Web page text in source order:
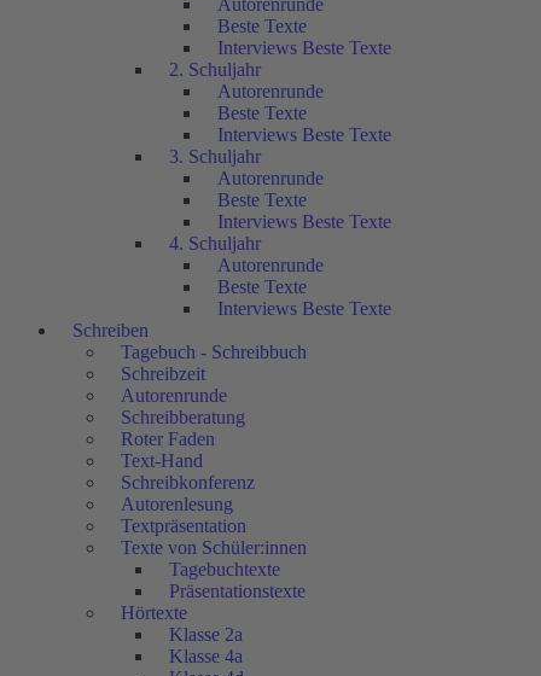
Autorenrunde
Beste Texte
Interviews Beste Texte
2. Schuljahr
Autorenrunde
Beste Texte
Interviews Beste Texte
3. Schuljahr
Autorenrunde
Beste Texte
Interviews Beste Texte
4. Schuljahr
Autorenrunde
Beste Texte
Interviews Beste Texte
Schreiben
Tagebuch - Schreibbuch
Schreibzeit
Autorenrunde
Schreibberatung
Roter Faden
Text-Hand
Schreibkonferenz
Autorenlesung
Textpräsentation
Texte von Schüler:innen
Tagebuchtexte
Präsentationstexte
Hörtexte
Klasse 2a
Klasse 4a